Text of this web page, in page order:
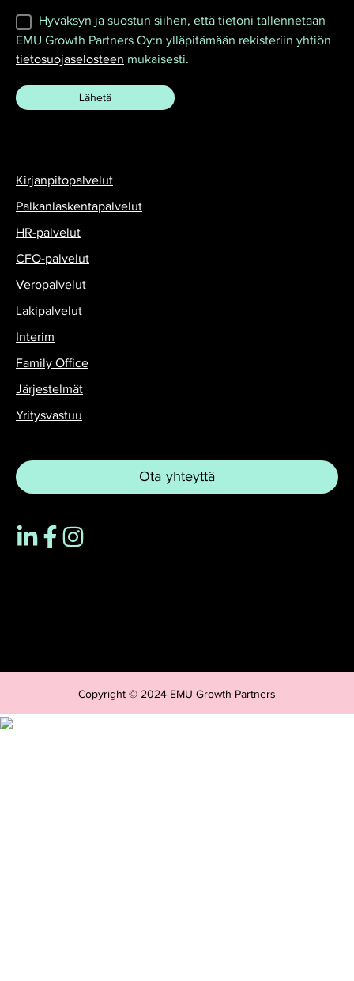
Hyväksyn ja suostun siihen, että tietoni tallennetaan
EMU Growth Partners Oy:n ylläpitämään rekisteriin yhtiön
tietosuojaselosteen mukaisesti.
Kirjanpitopalvelut
Palkanlaskentapalvelut
HR-palvelut
CFO-palvelut
Veropalvelut
Lakipalvelut
Interim
Family Office
Järjestelmät
Yritysvastuu
Ota yhteyttä
Copyright © 2024 EMU Growth Partners